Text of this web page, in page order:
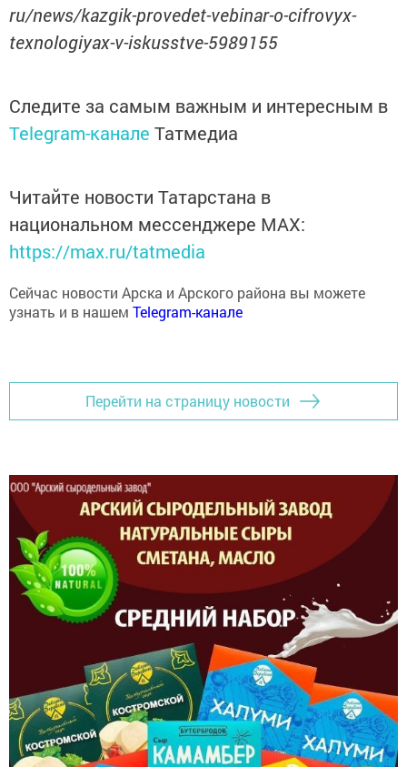
ru/news/kazgik-provedet-vebinar-o-cifrovyx-
texnologiyax-v-iskusstve-5989155
Следите за самым важным и интересным в
Telegram-канале Татмедиа
Читайте новости Татарстана в
национальном мессенджере MАХ:
https://max.ru/tatmedia
Сейчас новости Арска и Арского района вы можете
узнать и в нашем Telegram-канале
Перейти на страницу новости